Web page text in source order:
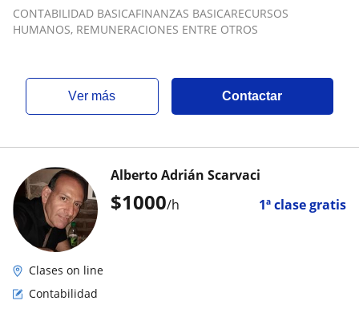
CONTABILIDAD BASICAFINANZAS BASICARECURSOS
HUMANOS, REMUNERACIONES ENTRE OTROS
ver más Contactar
$1000/h 1ª clase gratis
Alberto Adrián Scarvaci
Clases on line
Contabilidad